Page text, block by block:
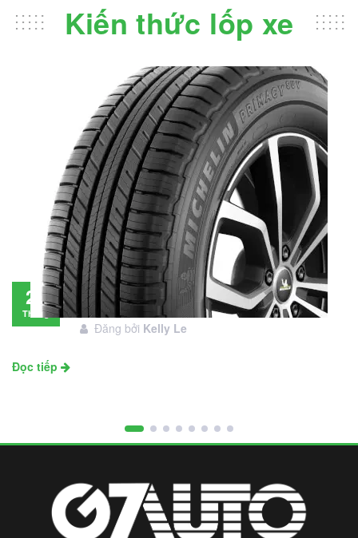
Kiến thức lốp xe
28
Tháng
Đánh giá lốp Michelin Primacy SUV: Đáng
đầu tư không?
Đăng bởi Kelly Le
Đọc tiếp